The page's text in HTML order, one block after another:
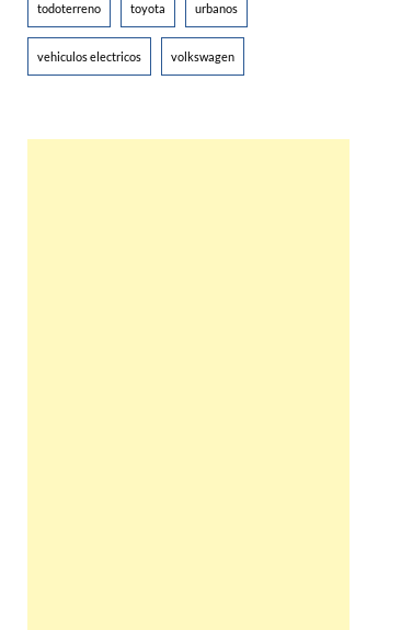
todoterreno toyota urbanos
vehiculos electricos volkswagen